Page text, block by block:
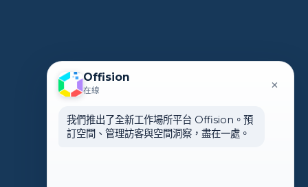
Offision
在線 ×
我們推出了全新工作場所平台 Offision。預
訂空間、管理訪客與空間洞察，盡在一處。